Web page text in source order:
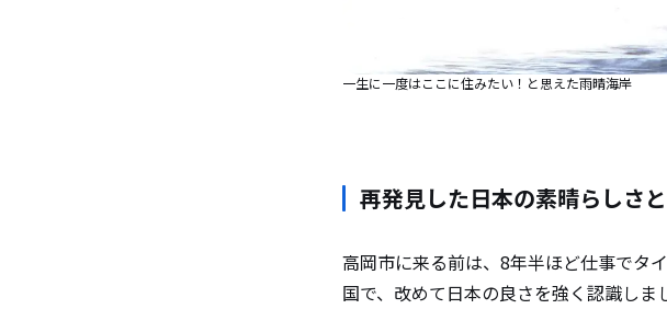
一生に一度はここに住みたい！と思えた雨晴海岸
再発見した日本の素晴らしさ
高岡市に来る前は、8年半ほど仕事でタ
国で、改めて日本の良さを強く認識し